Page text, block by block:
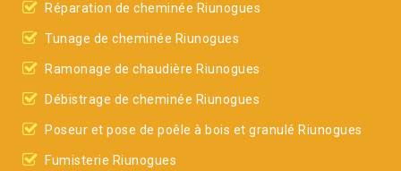
Réparation de cheminée Riunogues
Tunage de cheminée Riunogues
Ramonage de chaudière Riunogues
Débistrage de cheminée Riunogues
Poseur et pose de poêle à bois et granulé Riunogues
Fumisterie Riunogues